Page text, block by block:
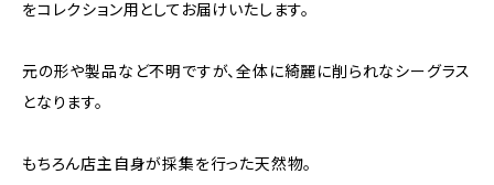
をコレクション用としてお届けいたします。
元の形や製品など不明ですが、全体に綺麗に削られなシーグラス
となります。
もちろん店主自身が採集を行った天然物。